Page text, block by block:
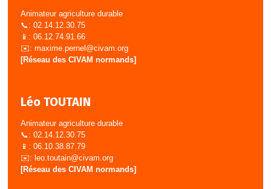
Animateur agriculture durable
📞: 02.14.12.30.75
📱: 06.12.74.91.66
✉️: maxime.pernel@civam.org
[Réseau des CIVAM normands]
Léo TOUTAIN
Animateur agriculture durable
📞: 02.14.12.30.75
📱: 06.10.38.87.79
✉️: leo.toutain@civam.org
[Réseau des CIVAM normands]